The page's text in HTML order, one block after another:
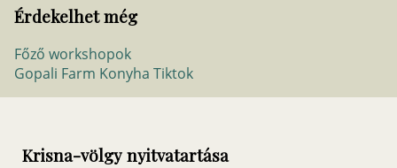
Érdekelhet még
Főző workshopok
Gopali Farm Konyha Tiktok
Krisna-völgy nyitvatartása